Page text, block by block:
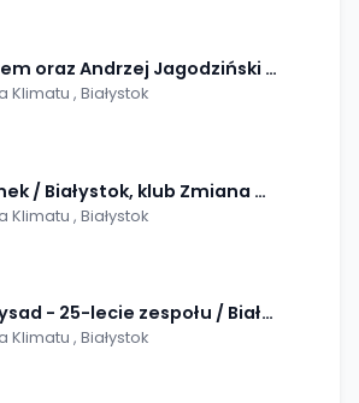
oraz Andrzej Jagodziński /
Zmiana Klimatu , Białystok
/ Białystok, klub Zmiana Klimatu /
Zmiana Klimatu , Białystok
- 25-lecie zespołu / Białystok,
Zmiana Klimatu , Białystok